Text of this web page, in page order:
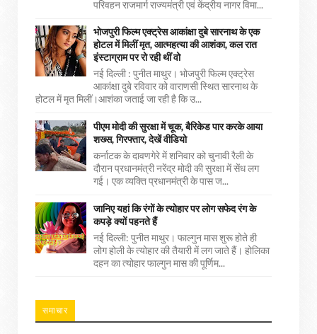
परिवहन राजमार्ग राज्यमंत्री एवं केंद्रीय नागर विमा...
भोजपुरी फिल्म एक्ट्रेस आकांक्षा दुबे सारनाथ के एक
होटल में मिलीं मृत, आत्महत्या की आशंका, कल रात
इंस्टाग्राम पर रो रही थीं वो
नई दिल्ली : पुनीत माथुर। भोजपुरी फिल्म एक्ट्रेस
आकांक्षा दुबे रविवार को वाराणसी स्थित सारनाथ के
होटल में मृत मिलीं।आशंका जताई जा रही है कि उ...
पीएम मोदी की सुरक्षा में चूक, बैरिकेड पार करके आया
शख्स, गिरफ्तार, देखें वीडियो
कर्नाटक के दावणगेरे में शनिवार को चुनावी रैली के
दौरान प्रधानमंत्री नरेंद्र मोदी की सुरक्षा में सेंध लग
गई। एक व्यक्ति प्रधानमंत्री के पास ज...
जानिए यहां कि रंगों के त्योहार पर लोग सफेद रंग के
कपड़े क्यों पहनते हैं
नई दिल्ली: पुनीत माथुर। फाल्गुन मास शुरू होते ही
लोग होली के त्योहार की तैयारी में लग जाते हैं। होलिका
दहन का त्योहार फाल्गुन मास की पूर्णिम...
समाचार